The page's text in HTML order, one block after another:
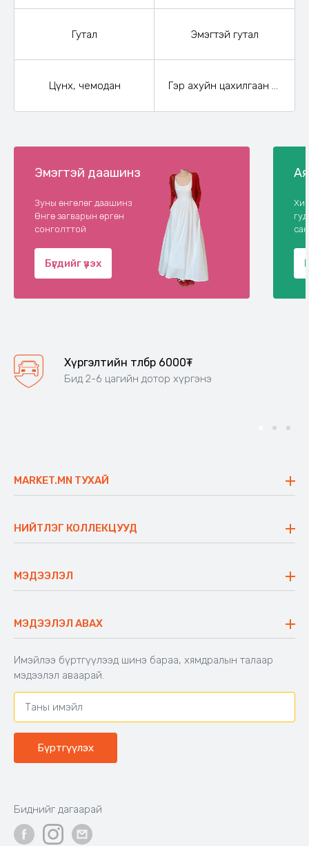
Гутал Эмэгтэй гутал
Цүнх, чемодан
Эмэгтэй даашинз
Зуны өнгөлөг даашинз
Өнгө загварын өргөн
сонголттой
Бүгдийг үзэх
Хүргэлтийн төлбөр 6000₮
Бид 2-6 цагийн дотор хүргэнэ
MARKET.MN ТУХАЙ
Үнэт зүйлс
Ажлын байр
Блог
НИЙТЛЭГ КОЛЛЕКЦУУД
Сүүдрэвч
Аяны ширээ
Аяны түшлэгтэй сандал
МЭДЭЭЛЭЛ
Буцаалтын журам
Захиалга шалгах
Хамтран ажиллах
Холбоо барих
МЭДЭЭЛЭЛ АВАХ
Имэйлээ бүртгүүлээд шинэ бараа, хямдралын талаар
мэдээлэл аваарай.
Бүртгүүлэх
Биднийг дагаарай